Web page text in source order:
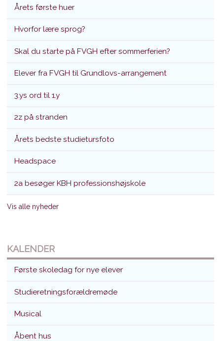
Studenterne sendt godt afsted
Årets første huer
Hvorfor lære sprog?
Skal du starte på FVGH efter sommerferien?
Elever fra FVGH til Grundlovs-arrangement
3.ys ord til 1.y
2z på stranden
Årets bedste studietursfoto
Headspace
2a besøger KBH professionshøjskole
Vis alle nyheder
KALENDER
Første skoledag for nye elever
Studieretningsforældremøde
Musical
Åbent hus